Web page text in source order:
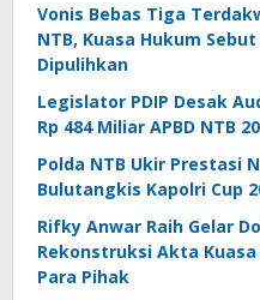
Vonis Bebas Tiga
NTB, Kuasa Hukum
Dipulihkan
Legislator PDIP Desak
Rp 484 Miliar APBD NTB
Polda NTB Ukir Prestasi
Bulutangkis Kapolri Cup
Rifky Anwar Raih Gelar
Rekonstruksi Akta
Para Pihak